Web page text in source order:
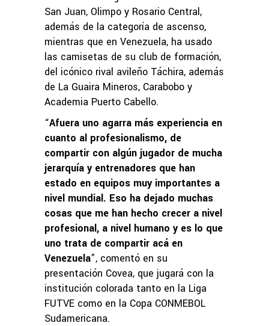
San Juan, Olimpo y Rosario Central,
además de la categoría de ascenso,
mientras que en Venezuela, ha usado
las camisetas de su club de formación,
del icónico rival avileño Táchira, además
de La Guaira Mineros, Carabobo y
Academia Puerto Cabello.
“Afuera uno agarra más experiencia en
cuanto al profesionalismo, de
compartir con algún jugador de mucha
jerarquía y entrenadores que han
estado en equipos muy importantes a
nivel mundial. Eso ha dejado muchas
cosas que me han hecho crecer a nivel
profesional, a nivel humano y es lo que
uno trata de compartir acá en
Venezuela”, comentó en su
presentación Covea, que jugará con la
institución colorada tanto en la Liga
FUTVE como en la Copa CONMEBOL
Sudamericana.